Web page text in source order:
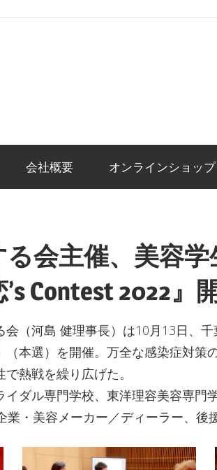
会社概要 オンラインショップ
会主催、美容
Contest 2022』
（河島 健理事長）は10月13日、
（本選）を開催。万全な感染症対策
熱戦を繰り広げた。
ダル専門学校、東洋理容美容専門
・美容メーカー／ディーラー、後